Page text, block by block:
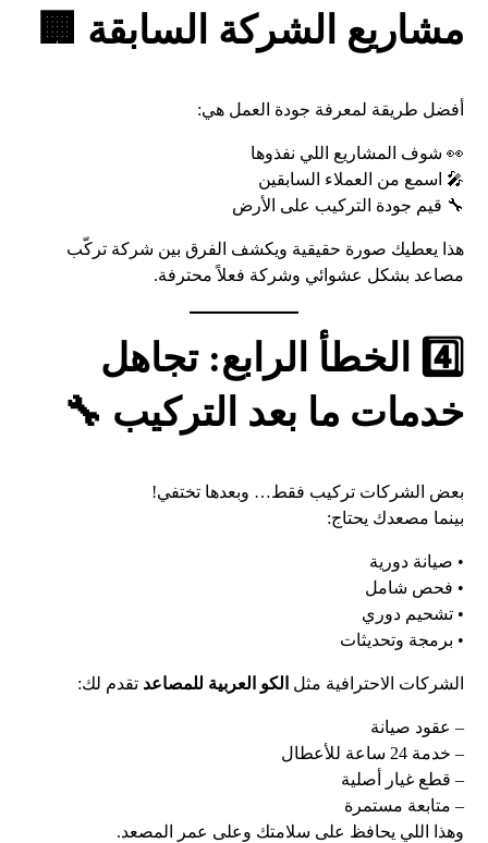
مشاريع الشركة السابقة 🏢
أفضل طريقة لمعرفة جودة العمل هي:
👀 شوف المشاريع اللي نفذوها
🎤 اسمع من العملاء السابقين
🔧 قيم جودة التركيب على الأرض
هذا يعطيك صورة حقيقية ويكشف الفرق بين شركة تركّب
مصاعد بشكل عشوائي وشركة فعلاً محترفة.
4️⃣ الخطأ الرابع: تجاهل
خدمات ما بعد التركيب 🔧
بعض الشركات تركيب فقط… وبعدها تختفي!
بينما مصعدك يحتاج:
• صيانة دورية
• فحص شامل
• تشحيم دوري
• برمجة وتحديثات
الشركات الاحترافية مثل الكو العربية للمصاعد تقدم لك:
– عقود صيانة
– خدمة 24 ساعة للأعطال
– قطع غيار أصلية
– متابعة مستمرة
وهذا اللي يحافظ على سلامتك وعلى عمر المصعد.